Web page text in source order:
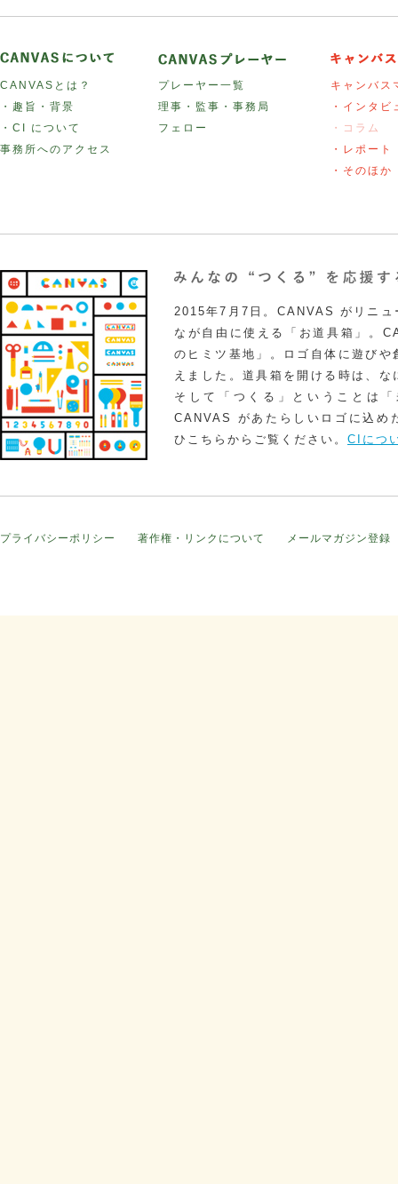
CANVASとは？
・趣旨・背景
・CI について
事務所へのアクセス
プレーヤー一覧
理事・監事・事務局
フェロー
キャンバス
・インタビ
・コラム
・レポート
・そのほか
2015年7月7日。CANVAS がリニュ
なが自由に使える「お道具箱」。
のヒミツ基地」。ロゴ自体に遊び
えました。道具箱を開ける時は、
そして「つくる」ということは
CANVAS があたらしいロゴに込め
ひこちらからご覧ください。 CIにつ
プライバシーポリシー 著作権・リンクについて メールマガジン登録